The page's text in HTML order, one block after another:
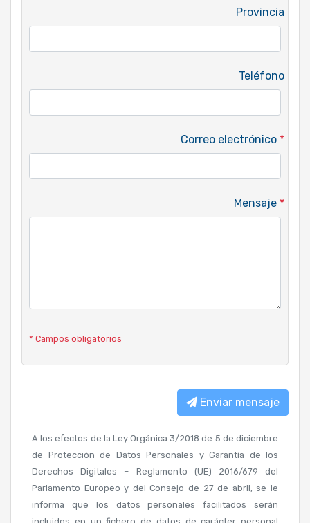
Provincia
Teléfono
Correo electrónico *
Mensaje *
* Campos obligatorios
Enviar mensaje
A los efectos de la Ley Orgánica 3/2018 de 5 de diciembre
de Protección de Datos Personales y Garantía de los
Derechos Digitales – Reglamento (UE) 2016/679 del
Parlamento Europeo y del Consejo de 27 de abril, se le
informa que los datos personales facilitados serán